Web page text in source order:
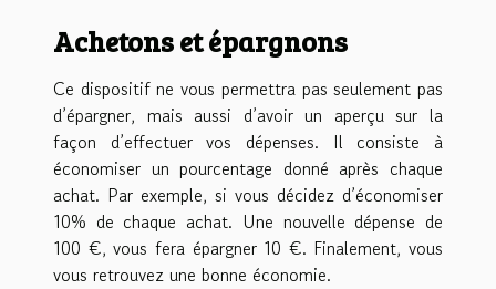
Achetons et épargnons
Ce dispositif ne vous permettra pas seulement pas
d’épargner, mais aussi d’avoir un aperçu sur la
façon d’effectuer vos dépenses. Il consiste à
économiser un pourcentage donné après chaque
achat. Par exemple, si vous décidez d’économiser
10% de chaque achat. Une nouvelle dépense de
100 €, vous fera épargner 10 €. Finalement, vous
vous retrouvez une bonne économie.